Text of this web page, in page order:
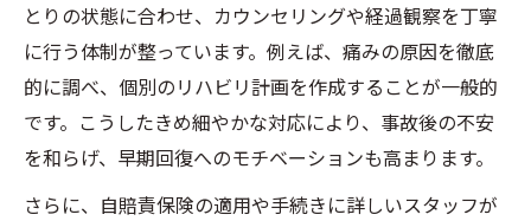
とりの状態に合わせ、カウンセリングや経過観察を丁寧
に行う体制が整っています。例えば、痛みの原因を徹底
的に調べ、個別のリハビリ計画を作成することが一般的
です。こうしたきめ細やかな対応により、事故後の不安
を和らげ、早期回復へのモチベーションも高まります。
さらに、自賠責保険の適用や手続きに詳しいスタッフが